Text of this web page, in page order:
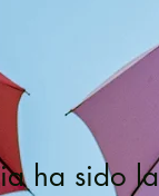
ha sido